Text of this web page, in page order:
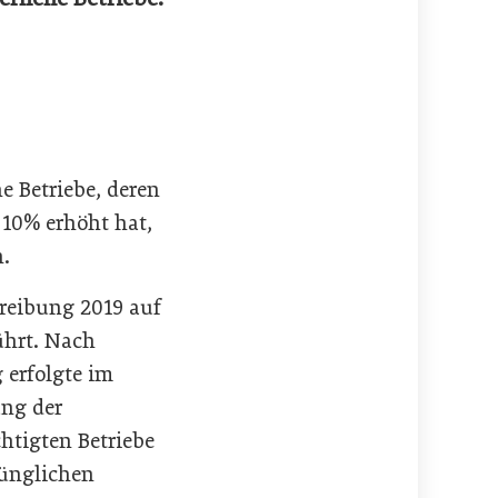
Betriebe, deren
erhöht hat,
2019 auf
Nach
erfolgte im
der
Betriebe